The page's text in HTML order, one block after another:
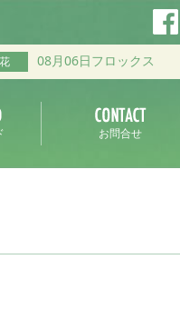
08月06日フロックス
お問合せ